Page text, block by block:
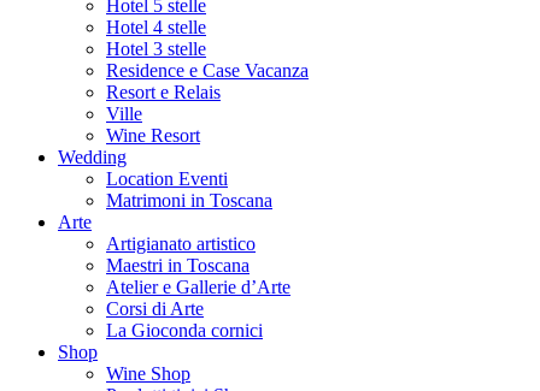
Hotel 5 stelle
Hotel 4 stelle
Hotel 3 stelle
Residence e Case Vacanza
Resort e Relais
Ville
Wine Resort
Wedding
Location Eventi
Matrimoni in Toscana
Arte
Artigianato artistico
Maestri in Toscana
Atelier e Gallerie d’Arte
Corsi di Arte
La Gioconda cornici
Shop
Wine Shop